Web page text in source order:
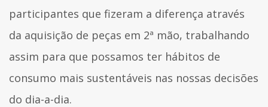
participantes que fizeram a diferença através
da aquisição de peças em 2ª mão, trabalhando
assim para que possamos ter hábitos de
consumo mais sustentáveis nas nossas decisões
do dia-a-dia.